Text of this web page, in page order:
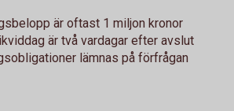
är oftast 1 miljon kronor
är två vardagar efter avslut
lämnas på förfrågan